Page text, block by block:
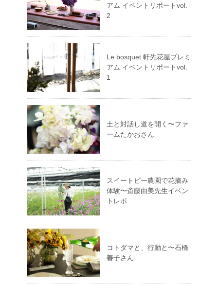
アム イベントリポートvol.
2
Le bosquet 軒先花屋プレミ
アム イベントリポートvol.
1
土と対話し道を開く〜ファ
ームたかおさん
スイートピー農園で花摘み
体験〜斎藤由美先生イベン
トレポ
コトダマと、行動と〜石橋
善子さん